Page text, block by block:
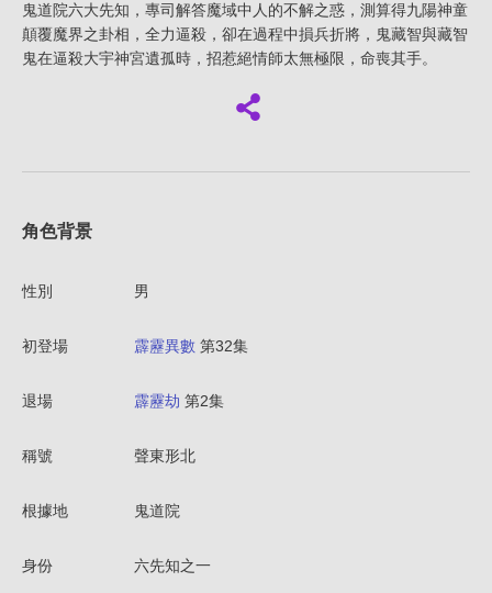
鬼道院六大先知，專司解答魔域中人的不解之惑，測算得九陽神童
顛覆魔界之卦相，全力逼殺，卻在過程中損兵折將，鬼藏智與藏智
鬼在逼殺大宇神宮遺孤時，招惹絕情師太無極限，命喪其手。
角色背景
性別 男
初登場 霹靂異數 第32集
退場 霹靂劫 第2集
稱號 聲東形北
根據地 鬼道院
身份 六先知之一